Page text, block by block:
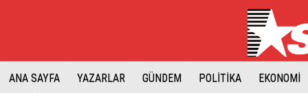
ANA SAYFA YAZARLAR GÜNDEM POLİTİKA EKONOMİ